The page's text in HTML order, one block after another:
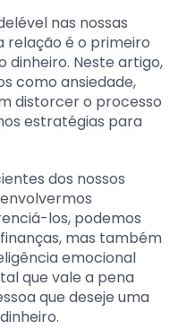
nas nossas
relação é o primeiro
dinheiro. Neste artigo,
como ansiedade,
distorcer o processo
estratégias para
dos nossos
los, podemos
mas também
emocional
que vale a pena
que deseje uma